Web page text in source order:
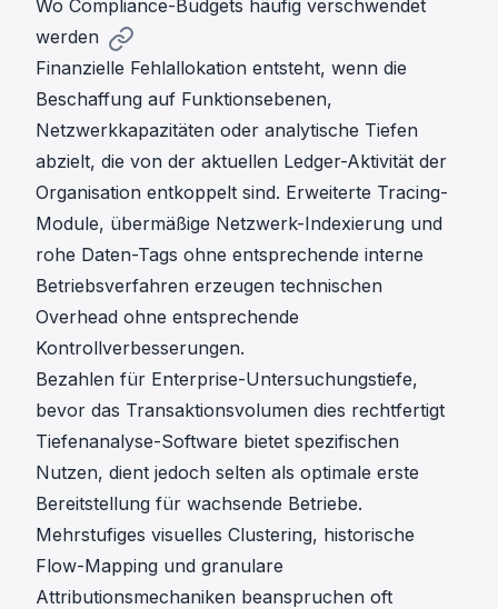
Wo Compliance-Budgets häufig verschwendet
werden
Finanzielle Fehlallokation entsteht, wenn die
Beschaffung auf Funktionsebenen,
Netzwerkkapazitäten oder analytische Tiefen
abzielt, die von der aktuellen Ledger-Aktivität der
Organisation entkoppelt sind. Erweiterte Tracing-
Module, übermäßige Netzwerk-Indexierung und
rohe Daten-Tags ohne entsprechende interne
Betriebsverfahren erzeugen technischen
Overhead ohne entsprechende
Kontrollverbesserungen.
Bezahlen für Enterprise-Untersuchungstiefe,
bevor das Transaktionsvolumen dies rechtfertigt
Tiefenanalyse-Software bietet spezifischen
Nutzen, dient jedoch selten als optimale erste
Bereitstellung für wachsende Betriebe.
Mehrstufiges visuelles Clustering, historische
Flow-Mapping und granulare
Attributionsmechaniken beanspruchen oft